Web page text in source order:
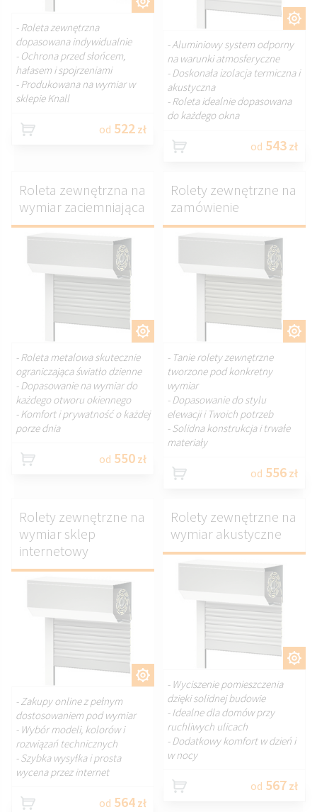
- Roleta zewnętrzna
dopasowana indywidualnie
- Ochrona przed słońcem,
hałasem i spojrzeniami
- Produkowana na wymiar w
sklepie Knall
od 522 zł
DOSTOSUJ.
- Aluminiowy system odporny
na warunki atmosferyczne
- Doskonała izolacja termiczna i
akustyczna
- Roleta idealnie dopasowana
do każdego okna
od 543 zł
DOSTOSUJ.
Roleta zewnętrzna na
wymiar zaciemniająca
- Roleta metalowa skutecznie
ograniczająca światło dzienne
- Dopasowanie na wymiar do
każdego otworu okiennego
- Komfort i prywatność o każdej
porze dnia
od 550 zł
DOSTOSUJ.
Rolety zewnętrzne na
zamówienie
- Tanie rolety zewnętrzne
tworzone pod konkretny
wymiar
- Dopasowanie do stylu
elewacji i Twoich potrzeb
- Solidna konstrukcja i trwałe
materiały
od 556 zł
DOSTOSUJ.
Rolety zewnętrzne na
wymiar sklep
internetowy
- Zakupy online z pełnym
dostosowaniem pod wymiar
- Wybór modeli, kolorów i
rozwiązań technicznych
- Szybka wysyłka i prosta
wycena przez internet
od 564 zł
DOSTOSUJ.
Rolety zewnętrzne na
wymiar akustyczne
- Wyciszenie pomieszczenia
dzięki solidnej budowie
- Idealne dla domów przy
ruchliwych ulicach
- Dodatkowy komfort w dzień i
w nocy
od 567 zł